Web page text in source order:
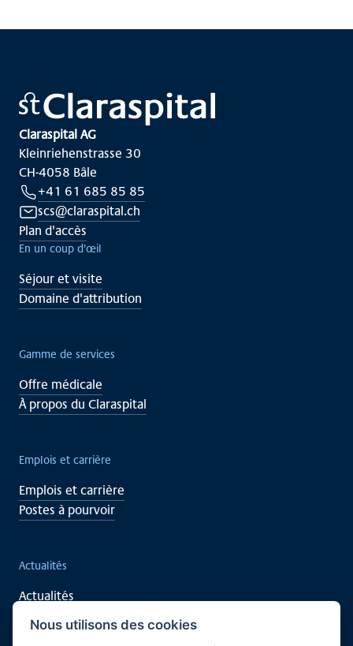
Claraspital AG
Kleinriehenstrasse 30
CH-4058 Bâle
+41 61 685 85 85
scs@claraspital.ch
Plan d'accès
En un coup d'œil
Séjour et visite
Domaine d'attribution
Gamme de services
Offre médicale
À propos du Claraspital
Emplois et carrière
Emplois et carrière
Postes à pourvoir
Actualités
Actualités
Événements
Nous utilisons des cookies